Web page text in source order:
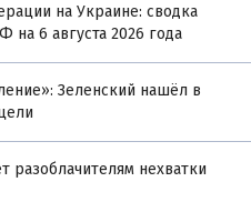
на Украине: сводка
6 августа 2026 года
Зеленский нашёл в
разоблачителям нехватки